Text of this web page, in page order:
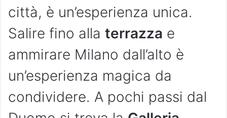
città, è un’esperienza unica.
Salire fino alla terrazza e
ammirare Milano dall’alto è
un’esperienza magica da
condividere. A pochi passi dal